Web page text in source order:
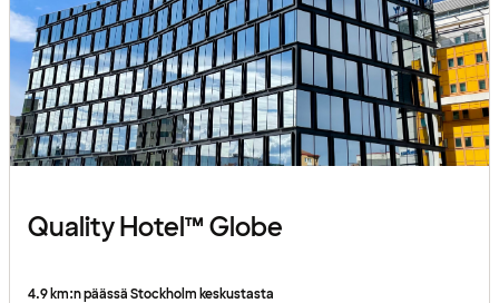
Quality Hotel™ Globe
4.9 km:n päässä Stockholm keskustasta